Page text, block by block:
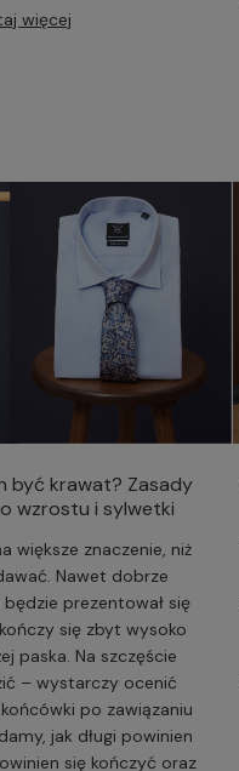
więcej
być krawat? Zasady
wzrostu i sylwetki
większe znaczenie, niż
Nawet dobrze
prezentował się
się zbyt wysoko
paska. Na szczęście
– wystarczy ocenić
po zawiązaniu
jak długi powinien
się kończyć oraz